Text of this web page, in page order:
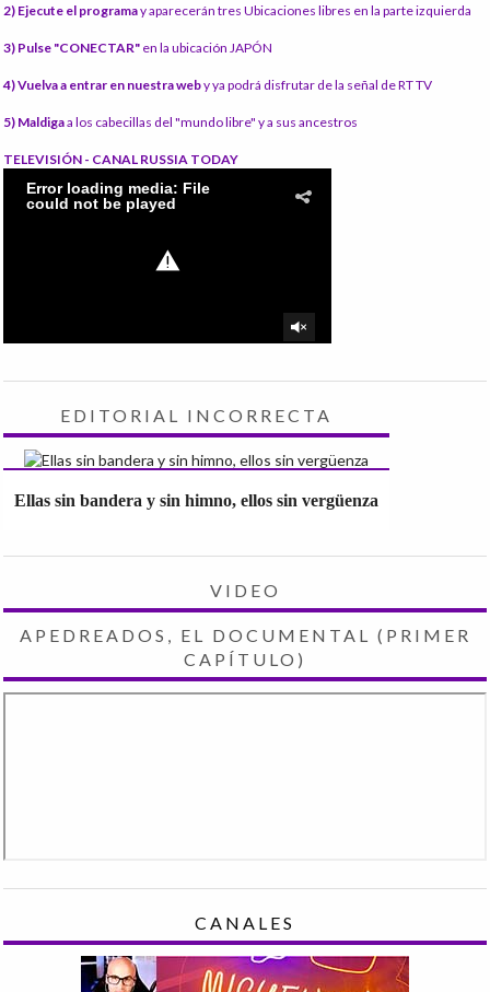
2) Ejecute el programay aparecerán tres Ubicaciones libres en la parte izquierda
3) Pulse "CONECTAR" en la ubicación JAPÓN
4) Vuelva a entrar en nuestra weby ya podrá disfrutar de la señal de RT TV
5) Maldigaa los cabecillas del "mundo libre" y a sus ancestros
TELEVISIÓN - CANAL RUSSIA TODAY
EDITORIAL INCORRECTA
Ellas sin bandera y sin himno, ellos sin vergüenza
VIDEO
APEDREADOS, EL DOCUMENTAL (PRIMER
CAPÍTULO)
CANALES